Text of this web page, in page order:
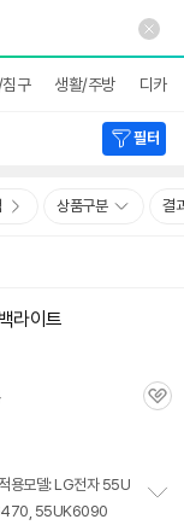
구 생활/주방 디카
필터
상품구분 결
라이트
관
적용모델: LG전자 55U
55UK6090